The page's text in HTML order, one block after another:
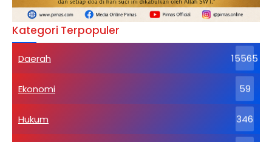
Kategori Terpopuler
Daerah 15565
Ekonomi 59
Hukum 346